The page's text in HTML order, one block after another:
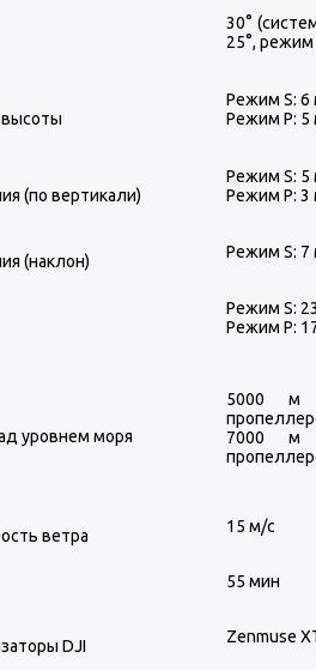
30°
25°, режим
высоты
Режим S: 6
Режим P: 5
(по вертикали)
Режим S: 5
Режим P: 3
(наклон) Режим S: 7
Режим S:
Режим P:
уровнем моря
5000 м
7000 м
ветра 15 м/с
55 мин
DJI Zenmuse